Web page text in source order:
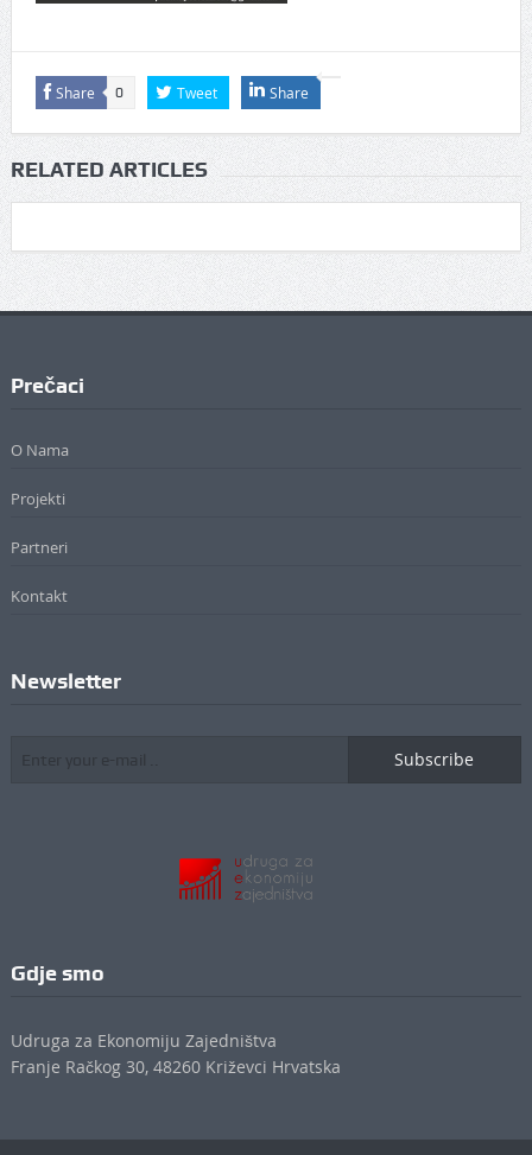
Share 0 Tweet Share
RELATED ARTICLES
Prečaci
O Nama
Projekti
Partneri
Kontakt
Newsletter
Subscribe
Gdje smo
Udruga za Ekonomiju Zajedništva
Franje Račkog 30, 48260 Križevci Hrvatska